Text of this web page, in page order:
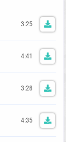
3:25
4:41
3:28
4:35